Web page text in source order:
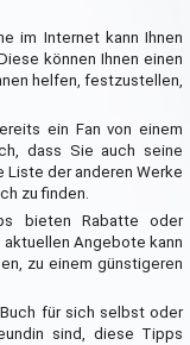
im Internet kann Ihnen
können Ihnen einen
helfen, festzustellen,
ein Fan von einem
dass Sie auch seine
Liste der anderen Werke
zu finden.
bieten Rabatte oder
aktuellen Angebote kann
zu einem günstigeren
für sich selbst oder
sind, diese Tipps